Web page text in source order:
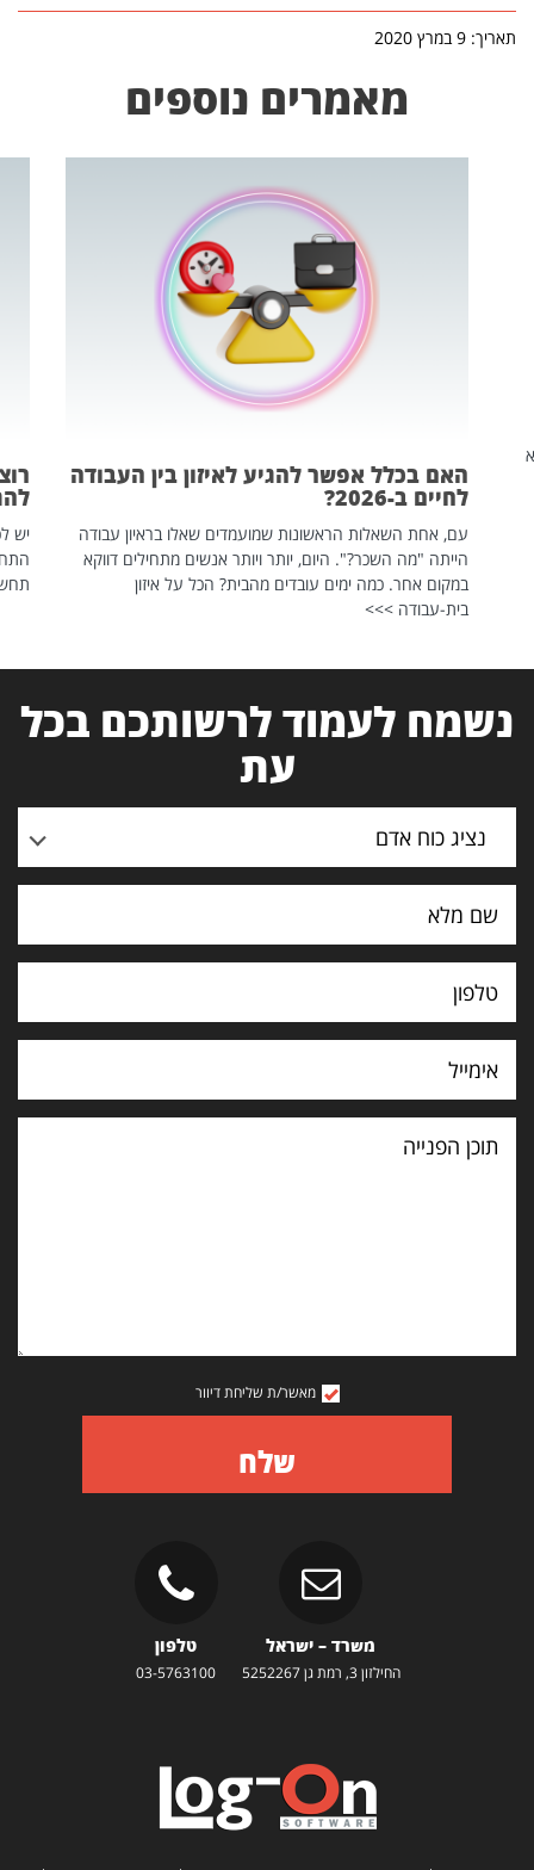
תאריך: 9 במרץ 2020
מאמרים נוספים
האם בכלל אפשר להגיע לאיזון בין העבודה
לחיים ב-2026?
עם, אחת השאלות הראשונות שמועמדים שאלו בראיון עבודה
הייתה "מה השכר?". היום, יותר ויותר אנשים מתחילים דווקא
במקום אחר. כמה ימים עובדים מהבית? הכל על איזון
בית-עבודה >>>
יש
נשמח לעמוד לרשותכם בכל
עת
נציג כוח אדם
תוכן
הפנייה
מאשר/ת שליחת דיוור
שלח
משרד – ישראל
החילזון 3, רמת גן 5252267
טלפון
03-5763100